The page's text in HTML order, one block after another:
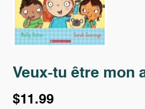
Veux-tu être mon
$11.99